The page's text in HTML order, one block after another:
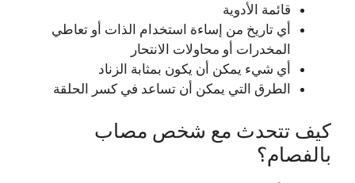
قائمة الأدوية
أي تاريخ من إساءة استخدام الذات أو تعاطي
المخدرات أو محاولات الانتحار
أي شيء يمكن أن يكون بمثابة الزناد
الطرق التي يمكن أن تساعد في كسر الحلقة
كيف تتحدث مع شخص مصاب
بالفصام؟